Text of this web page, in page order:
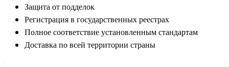
Защита от подделок
Регистрация в государственных реестрах
Полное соответствие установленным стандартам
Доставка по всей территории страны